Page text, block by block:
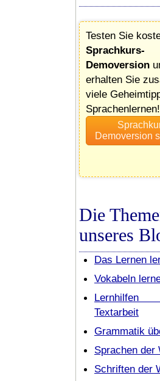
Testen Sie
Sprachkurs-
Demoversion
erhalten Sie
viele
Sprachenlernen!
Die
unseres
Das Lernen
Vokabeln
Textarbeit
Grammatik
Sprachen der
Schriften der